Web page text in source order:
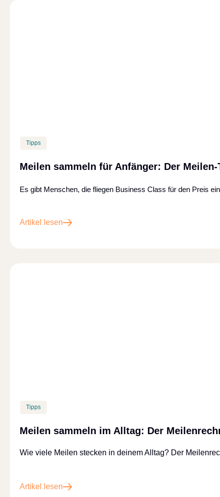
Tipps
Meilen sammeln für Anfänger: Der Meilen-
Es gibt Menschen, die fliegen Business Class für den Preis
Artikel lesen
Tipps
Meilen sammeln im Alltag: Der
Wie viele Meilen stecken in deinem Alltag? Der
Artikel lesen